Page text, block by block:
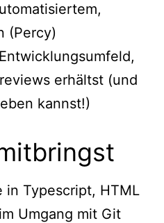
(Percy)
erhältst (und
kannst!)
in Typescript, HTML
Umgang mit Git